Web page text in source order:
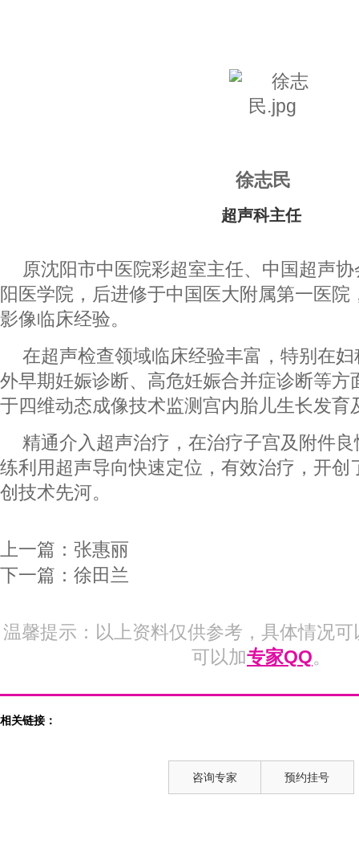
徐志民
超声科主任
原沈阳市中医院彩超室主任、中国超声
阳医学院，后进修于中国医大附属第一医院
影像临床经验。
在超声检查领域临床经验丰富，特别在
外早期妊娠诊断、高危妊娠合并症诊断等方
于四维动态成像技术监测宫内胎儿生长发育
精通介入超声治疗，在治疗子宫及附件
练利用超声导向快速定位，有效治疗，开创
创技术先河。
上一篇： 张惠丽
下一篇： 徐田兰
温馨提示：以上资料仅供参考，具体情况可
可以加专家QQ。
相关链接：
咨询专家 预约挂号